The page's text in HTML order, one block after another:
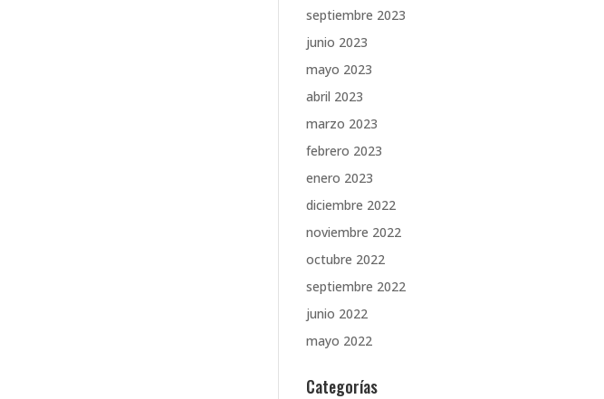
septiembre 2023
junio 2023
mayo 2023
abril 2023
marzo 2023
febrero 2023
enero 2023
diciembre 2022
noviembre 2022
octubre 2022
septiembre 2022
junio 2022
mayo 2022
Categorías